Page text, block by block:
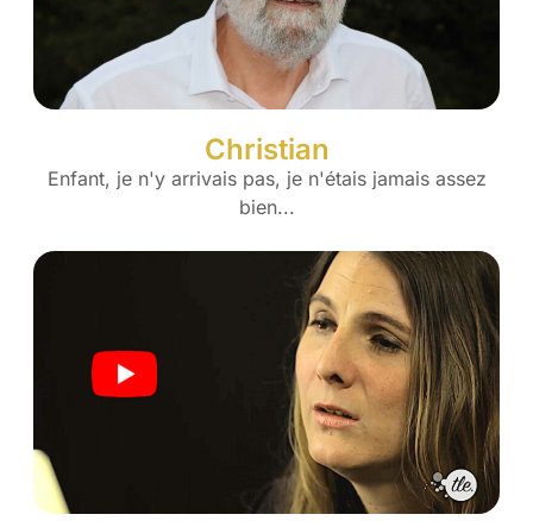
Christian
Enfant, je n'y arrivais pas, je n'étais jamais assez
bien...